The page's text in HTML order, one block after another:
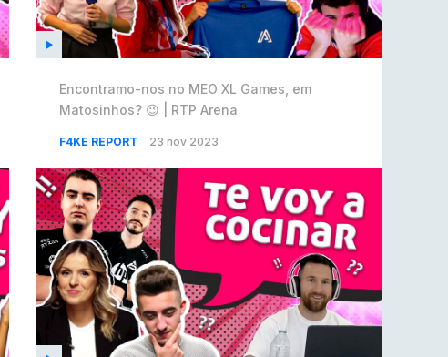
Encontramo-nos no MEO XL Games, em
Matosinhos? 😉 | RTP Arena
F4KE REPORT 23 nov 2023